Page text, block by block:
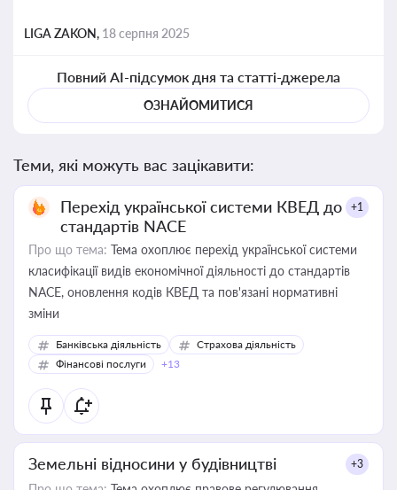
LIGA ZAKON, 18 серпня 2025
Повний AI-підсумок дня та статті-джерела
ОЗНАЙОМИТИСЯ
Теми, які можуть вас зацікавити:
Перехід української системи КВЕД до
стандартів NACE
+1
Про що тема: Тема охоплює перехід української системи
класифікації видів економічної діяльності до стандартів
NACE, оновлення кодів КВЕД та пов'язані нормативні
зміни
Банківська діяльність
Страхова діяльність
Фінансові послуги
+13
Земельні відносини у будівництві +3